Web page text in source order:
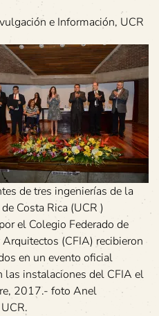
e Información, UCR
de tres ingenierías de la
Costa Rica (UCR )
el Colegio Federado de
(CFIA) recibieron
en un evento oficial
las instalaciones del CFIA el
2017.- foto Anel